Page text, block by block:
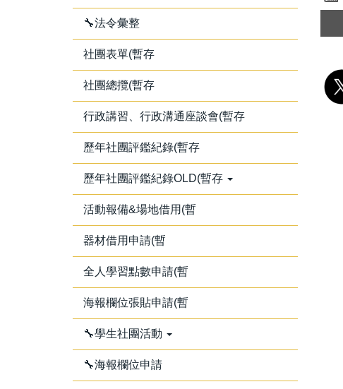
🔧法令彙整
社團表單(暫存
社團總攬(暫存
行政講習、行政溝通座談會(暫存
歷年社團評鑑紀錄(暫存
歷年社團評鑑紀錄OLD(暫存
活動報備&場地借用(暫
器材借用申請(暫
全人學習點數申請(暫
海報欄位張貼申請(暫
🔧學生社團活動
🔧海報欄位申請